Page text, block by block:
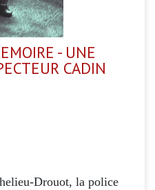
- UNE
CADIN
Drouot, la police